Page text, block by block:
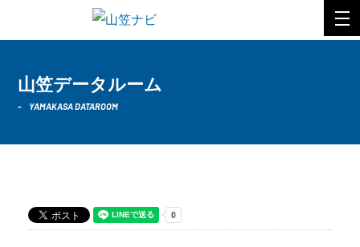
山笠データルーム
YAMAKASA DATAROOM